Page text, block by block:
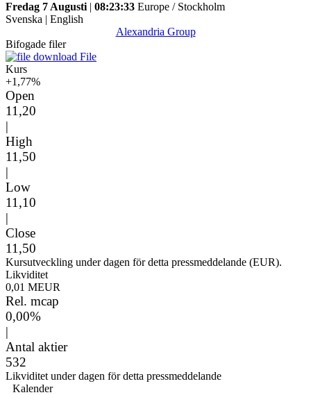
Fredag 7 Augusti | 08:23:33 Europe / Stockholm
Svenska | English
Alexandria Group
Bifogade filer
File
Kurs
+1,77%
Open
11,20
|
High
11,50
|
Low
11,10
|
Close
11,50
Kursutveckling under dagen för detta pressmeddelande (EUR).
Likviditet
0,01 MEUR
Rel. mcap
0,00%
|
Antal aktier
532
Likviditet under dagen för detta pressmeddelande
Kalender